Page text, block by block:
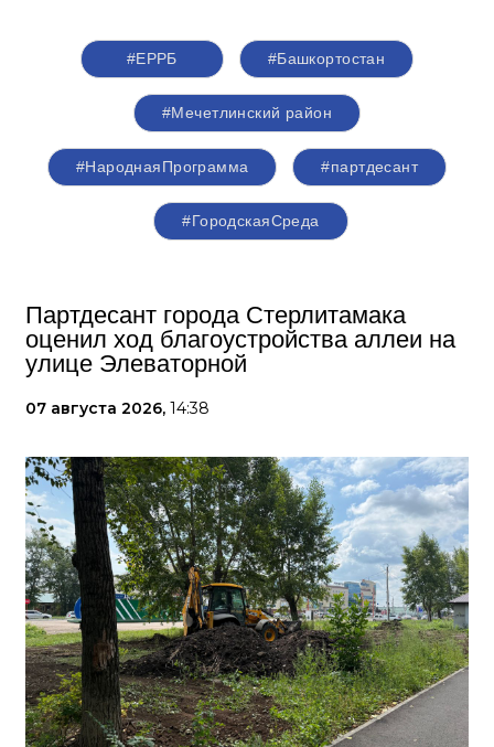
#ЕРРБ #Башкортостан
#Мечетлинский район
#НароднаяПрограмма #партдесант
#ГородскаяСреда
Партдесант города Стерлитамака
оценил ход благоустройства аллеи на
улице Элеваторной
07 августа 2026, 14:38